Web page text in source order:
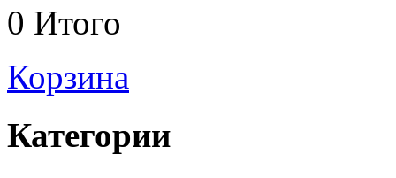
0 Итого
Корзина
Категории